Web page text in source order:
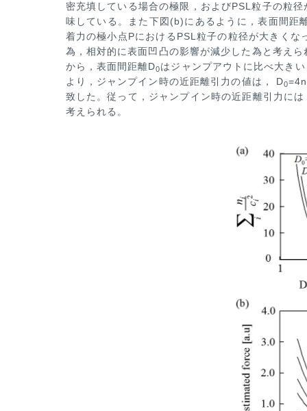
密充填している場合の極限，およびPSL粒子の粒径
味している。また 下図(b)にあるように，表面間距
着力の極小点PにおけるPSL粒子の粒径が大きくな
為，相対的に表面凹凸の影響が減少し た為と考え
から， 表面間距離D0はジャンプアウトに比べ大き
より，ジャンプイン時の近距離引力の値は， D0
致した。従って，ジャンプイ ン時の近距離引力に
考えられる。